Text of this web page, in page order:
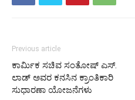
Previous article
ಕಾರ್ಮಿಕ ಸಚಿವ ಸಂತೋಷ್ ಎಸ್.
ಲಾಡ್ ಅವರ ಕನಸಿನ ಕ್ರಾಂತಿಕಾರಿ
ಸುಧಾರಣಾ ಯೋಜನೆಗಳು